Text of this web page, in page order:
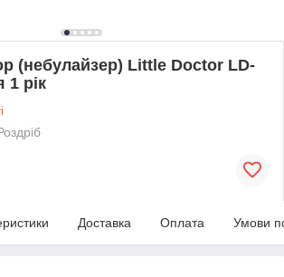
(небулайзер) Little Doctor LD-
1 рік
Доставка Оплата Умови